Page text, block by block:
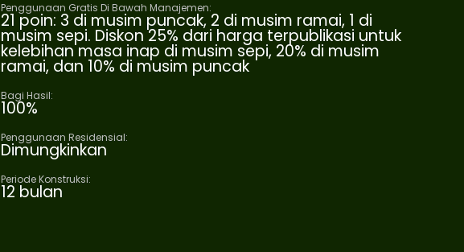
Penggunaan Gratis Di Bawah Manajemen:
21 poin: 3 di musim puncak, 2 di musim ramai, 1 di
musim sepi. Diskon 25% dari harga terpublikasi untuk
kelebihan masa inap di musim sepi, 20% di musim
ramai, dan 10% di musim puncak
Bagi Hasil:
100%
Penggunaan Residensial:
Dimungkinkan
Periode Konstruksi:
12 bulan